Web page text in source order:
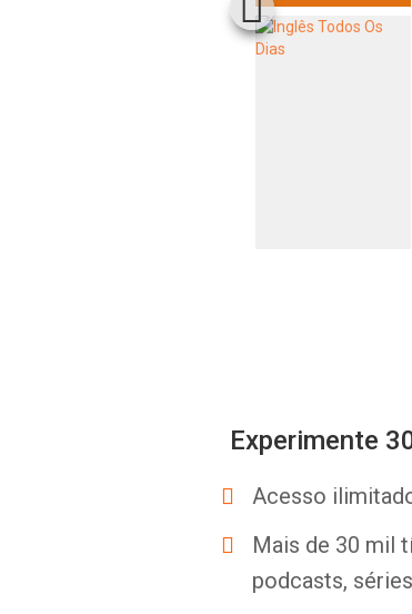
Experimente
Acesso
Mais de 30 mil
podcasts,